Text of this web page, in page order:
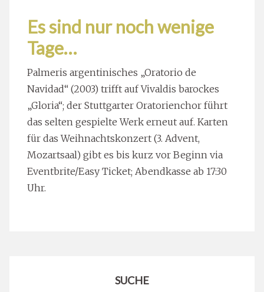
Es sind nur noch wenige
Tage…
Palmeris argentinisches „Oratorio de
Navidad“ (2003) trifft auf Vivaldis barockes
„Gloria“; der Stuttgarter Oratorienchor führt
das selten gespielte Werk erneut auf. Karten
für das Weihnachtskonzert (3. Advent,
Mozartsaal) gibt es bis kurz vor Beginn via
Eventbrite/Easy Ticket; Abendkasse ab 17:30
Uhr.
SUCHE